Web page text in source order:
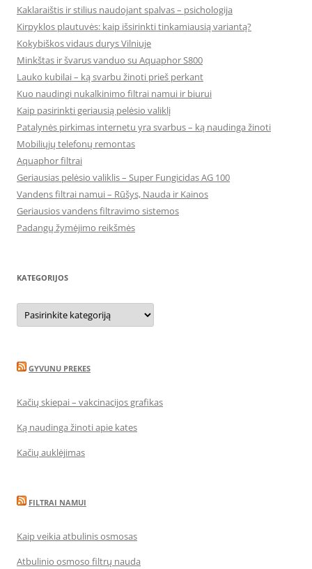
Kaklaraištis ir stilius naudojant spalvas – psichologija
Kirpyklos plautuvės: kaip išsirinkti tinkamiausią variantą?
Kokybiškos vidaus durys Vilniuje
Minkštas ir švarus vanduo su Aquaphor S800
Lauko kubilai – ką svarbu žinoti prieš perkant
Kuo naudingi nukalkinimo filtrai namui ir biurui
Kaip pasirinkti geriausią pelėsio valiklį
Patalynės pirkimas internetu yra svarbus – ką naudinga žinoti
Mobiliųjų telefonų remontas
Aquaphor filtrai
Geriausias pelėsio valiklis – Super Fungicidas AG 100
Vandens filtrai namui – Rūšys, Nauda ir Kainos
Geriausios vandens filtravimo sistemos
Padangų žymėjimo reikšmės
KATEGORIJOS
Kategorijos
GYVUNU PREKES
Kačių skiepai – vakcinacijos grafikas
Ką naudinga žinoti apie kates
Kačių auklėjimas
FILTRAI NAMUI
Kaip veikia atbulinis osmosas
Atbulinio osmoso filtrų nauda